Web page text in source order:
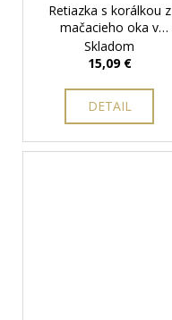
Retiazka s korálkou z
mačacieho oka v
zelenom prevedení
darčeková krabička
Skladom
15,09 €
DETAIL